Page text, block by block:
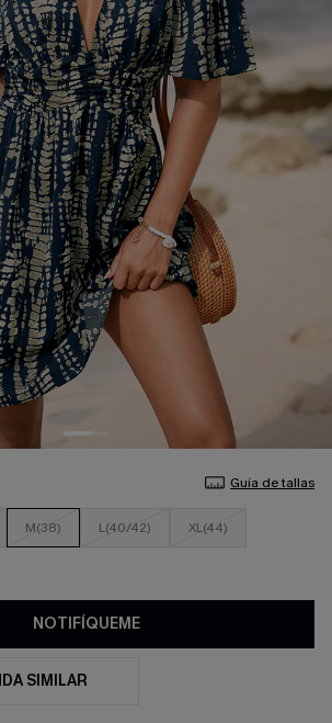
Guía de tallas
M(38) L(40/42) XL(44)
NOTIFÍQUEME
SIMILAR